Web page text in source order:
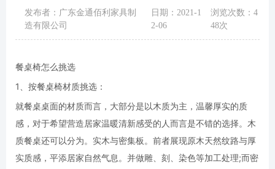
发布者：广东金通佰利家具制
造有限公司
日期：2021-1
2-06
浏览次数：4
48次
餐桌椅怎么挑选
1、按餐桌椅材质挑选：
就餐桌桌面的材质而言，大部分是以木质为主，温馨厚实的质
感，对于希望营造居家温暖清新感受的人而言是不错的选择。木
质餐桌还可以分为。实木与密集板。前者展现原木天然纹路与厚
实质感，平添居家自然气息。并做雕、刻、染色等加工处理;而密